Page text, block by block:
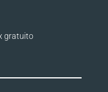
gratuito